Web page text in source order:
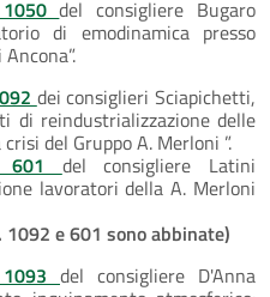
1050del consigliere Bugaro
di emodinamica presso
dei consiglieri Sciapichetti,
di reindustrializzazione delle
del Gruppo A. Merloni ”.
601 del consigliere Latini
lavoratori della A. Merloni
e 601 sono abbinate)
del consigliere D'Anna